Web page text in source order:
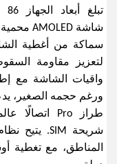
شاشة AMOLED محمية
سماكة من أغطية
لتعزيز مقاومة
واقيات الشاشة مع
ورغم حجمه الصغير،
طراز
اتصالًا
شريحة
يتيح